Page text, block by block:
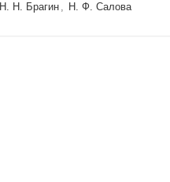
Н. Н. Брагин , Н. Ф. Салова